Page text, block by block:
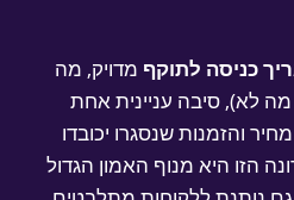
כניסה לתוקףמדויק, מה
סיבה עניינית אחת
שנסגרו יכובדו
היא מנוף האמון הגדול